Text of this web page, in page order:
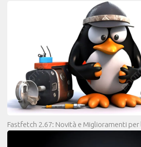
Fastfetch 2.67: Novità e Miglioramenti